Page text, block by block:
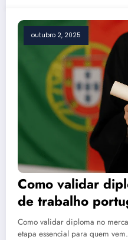
outubro 2, 2025
Como validar
de trabalho
passo 2025
Como validar diploma no
etapa essencial para quem